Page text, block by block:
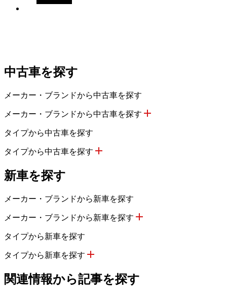
中古車を探す
メーカー・ブランドから中古車を探す
メーカー・ブランドから中古車を探す
タイプから中古車を探す
タイプから中古車を探す
新車を探す
メーカー・ブランドから新車を探す
メーカー・ブランドから新車を探す
タイプから新車を探す
タイプから新車を探す
関連情報から記事を探す